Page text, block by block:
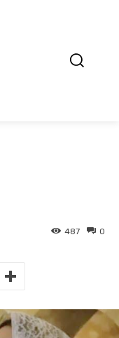
0
487